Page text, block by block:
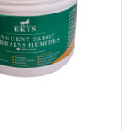
être
choisies
sur
la